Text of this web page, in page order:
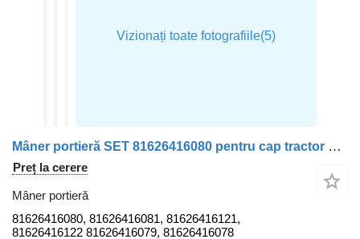
Mâner portieră SET 81626416080 pentru cap tractor MAN TGS
Preț la cerere
Mâner portieră
81626416080, 81626416081, 81626416121,
81626416122 81626416079, 81626416078